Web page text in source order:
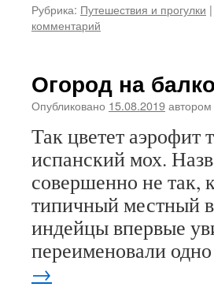
Рубрика: Путешествия и прогулки |
комментарий
Огород на
Опубликовано 15.08.2019автором
Так цветет аэрофит
испанский мох.
совершенно не так,
типичный местный
индейцы впервые
переименовали
→